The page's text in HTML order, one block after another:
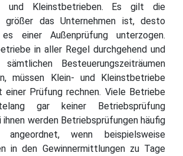
und Kleinstbetrieben. Es gilt die
größer das Unternehmen ist, desto
einer Außenprüfung unterzogen.
in aller Regel durchgehend und
Besteuerungszeiträumen
müssen Klein- und Kleinstbetriebe
Prüfung rechnen. Viele Betriebe
gar keiner Betriebsprüfung
werden Betriebsprüfungen häufig
angeordnet, wenn beispielsweise
in den Gewinnermittlungen zu Tage